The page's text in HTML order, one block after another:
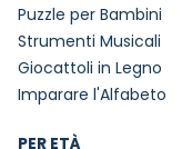
Puzzle per Bambini
Strumenti Musicali
Giocattoli in Legno
Imparare l'Alfabeto
PER ETÀ